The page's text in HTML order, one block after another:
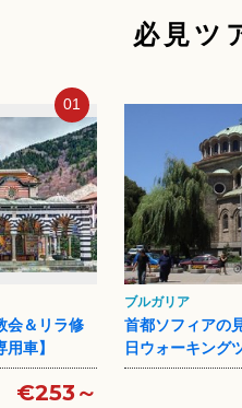
必見ツ
01
会＆リラ修
車】
€253～
ブルガリア
首都ソフィアの
日ウォーキング